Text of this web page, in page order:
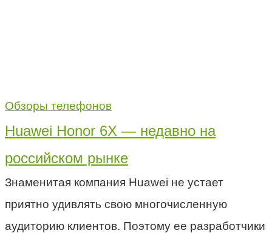
Обзоры телефонов
Huawei Honor 6X — недавно на
российском рынке
Знаменитая компания Huawei не устает
приятно удивлять свою многочисленную
аудиторию клиентов. Поэтому ее разработчики